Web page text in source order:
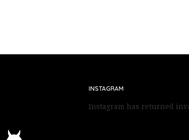
INSTAGRAM
Instagram has returned